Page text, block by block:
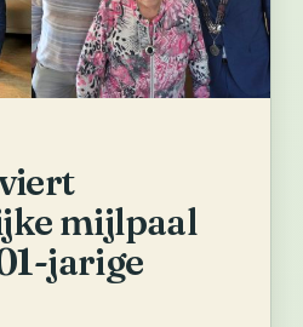
mijlpaal
jarige